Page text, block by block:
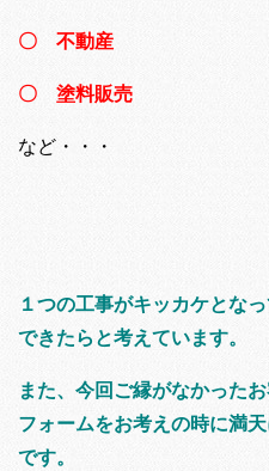
〇 不動産
〇 塗料販売
など・・・
１つの工事がキッカケとな
できたらと考えています。
また、今回ご縁がなかった
フォームをお考えの時に満
です。